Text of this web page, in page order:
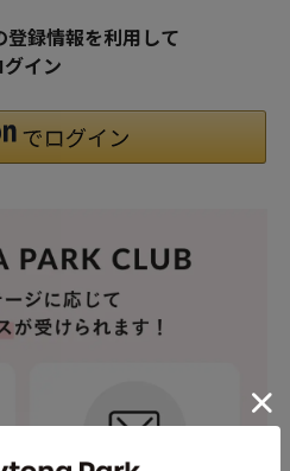
録情報を利用して
グイン